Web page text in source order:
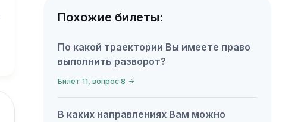
Похожие билеты:
По какой траектории Вы имеете право
выполнить разворот?
Билет 11, вопрос 8
В каких направлениях Вам можно